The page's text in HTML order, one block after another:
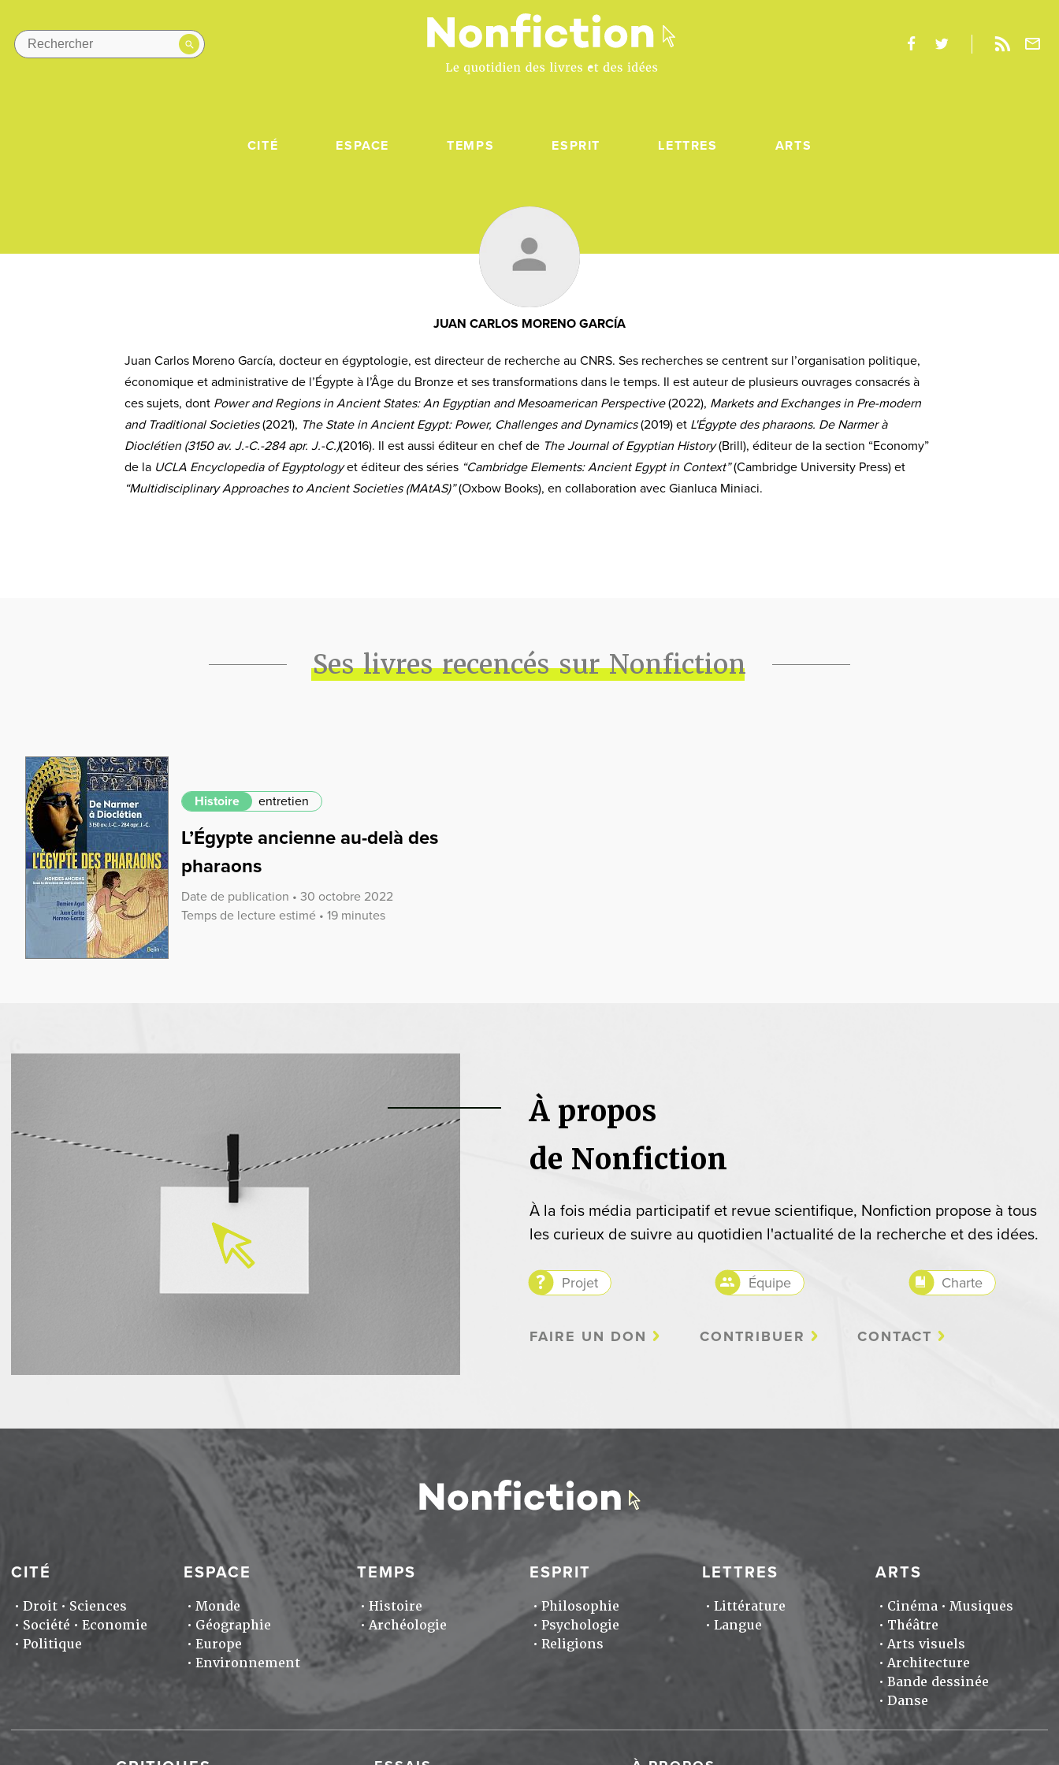
CITÉ ESPACE TEMPS ESPRIT LETTRES ARTS
JUAN CARLOS MORENO GARCÍA
Juan Carlos Moreno García, docteur en égyptologie, est directeur de recherche au CNRS. Ses recherches se centrent sur l’organisation politique,
économique et administrative de l’Égypte à l’Âge du Bronze et ses transformations dans le temps. Il est auteur de plusieurs ouvrages consacrés à
ces sujets, dont Power and Regions in Ancient States: An Egyptian and Mesoamerican Perspective(2022), Markets and Exchanges in Pre-modern
and Traditional Societies(2021), The State in Ancient Egypt: Power, Challenges and Dynamics(2019) et L'Égypte des pharaons. De Narmer à
Dioclétien (3150 av. J.-C.-284 apr. J.-C.)(2016). Il est aussi éditeur en chef de The Journal of Egyptian History(Brill), éditeur de la section “Economy”
de la UCLA Encyclopedia of Egyptologyet éditeur des séries “Cambridge Elements: Ancient Egypt in Context”(Cambridge University Press) et
“Multidisciplinary Approaches to Ancient Societies (MAtAS)”(Oxbow Books), en collaboration avec Gianluca Miniaci.
Ses livres recencés sur Nonfiction
Histoire entretien
L’Égypte ancienne au-delà des
pharaons
Date de publication • 30 octobre 2022
Temps de lecture estimé • 19 minutes
À propos
de Nonfiction
À la fois média participatif et revue scientifique, Nonfiction propose à tous
les curieux de suivre au quotidien l'actualité de la recherche et des idées.
Projet Équipe Charte
FAIRE UN DON CONTRIBUER CONTACT
CITÉ
Droit
Sciences
Société
Economie
Politique
ESPACE
Monde
Géographie
Europe
Environnement
TEMPS
Histoire
Archéologie
ESPRIT
Philosophie
Psychologie
Religions
LETTRES
Littérature
Langue
ARTS
Cinéma
Musiques
Théâtre
Arts visuels
Architecture
Bande dessinée
Danse